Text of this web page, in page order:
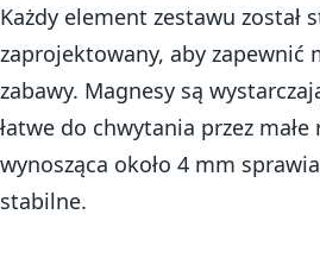
Każdy element zestawu został
zaprojektowany, aby zapewnić
zabawy. Magnesy są
łatwe do chwytania przez
wynosząca około 4 mm
stabilne.